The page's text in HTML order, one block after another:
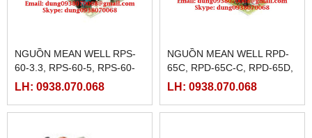
NGUỒN MEAN WELL RPS-
60-3.3, RPS-60-5, RPS-60-
12, RPS-60-15, RPS-60-24,
LH: 0938.070.068
NGUỒN MEAN WELL RPD-
65C, RPD-65C-C, RPD-65D,
RPD-65D-C
LH: 0938.070.068